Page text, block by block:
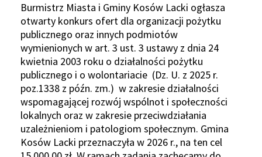
Burmistrz Miasta i Gminy Kosów Lacki ogłasza
otwarty konkurs ofert dla organizacji pożytku
publicznego oraz innych podmiotów
wymienionych w art. 3 ust. 3 ustawy z dnia 24
kwietnia 2003 roku o działalności pożytku
publicznego i o wolontariacie (Dz. U. z 2025 r.
poz.1338 z późn. zm.) w zakresie działalności
wspomagającej rozwój wspólnot i społeczności
lokalnych oraz w zakresie przeciwdziałania
uzależnieniom i patologiom społecznym. Gmina
Kosów Lacki przeznaczyła w 2026 r., na ten cel